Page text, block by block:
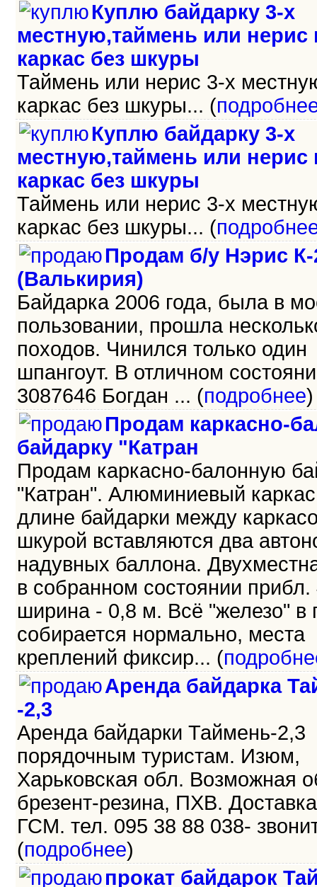
Куплю байдарку 3-х
местную,таймень или нерис
каркас без шкуры
Таймень или нерис 3-х
каркас без шкуры... (
Куплю байдарку 3-х
местную,таймень или нерис
каркас без шкуры
Таймень или нерис 3-х
каркас без шкуры... (
Продам б/у Нэрис К-
(Валькирия)
Байдарка 2006 года, была в
пользовании, прошла
походов. Чинился только один
шпангоут. В отличном
3087646 Богдан ... (подробнее)
Продам каркасно-
байдарку "Катран
Продам каркасно-балонную
"Катран". Алюминиевый
длине байдарки между
шкурой вставляются два
надувных баллона.
в собранном состоянии
ширина - 0,8 м. Всё "железо" в
собирается нормально, места
креплений фиксир... (
Аренда байдарка
-2,3
Аренда байдарки Таймень-2,3
порядочным туристам. Изюм,
Харьковская обл. Возможная
брезент-резина, ПХВ.
ГСМ. тел. 095 38 88 038-
(подробнее)
прокат байдарок